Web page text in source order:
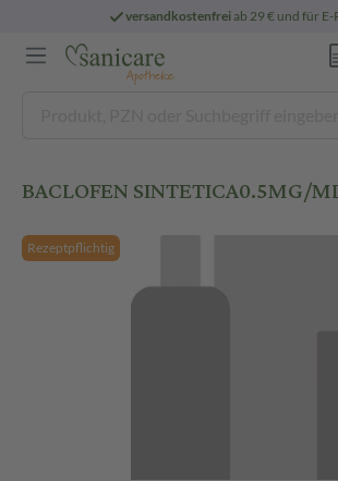
versandkostenfreiab 29 € und für E-
BACLOFEN SINTETICA0.5MG/
Rezeptpflichtig